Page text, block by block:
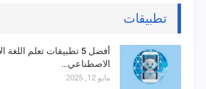
تطبيقات
أفضل 5 تطبيقات تعلم اللغة
الاصطناعي…
مايو 12, 2025